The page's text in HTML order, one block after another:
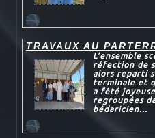
TRAVAUX AU
L’ensemble
réfection de
alors reparti
terminale et
a fêté
regroupées
bédaricien...